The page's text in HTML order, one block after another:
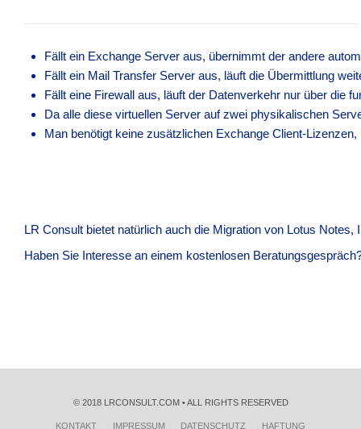
Fällt ein Exchange Server aus, übernimmt der andere
Fällt ein Mail Transfer Server aus, läuft die Übermittlung
Fällt eine Firewall aus, läuft der Datenverkehr nur über die
Da alle diese virtuellen Server auf zwei physikalischen
Man benötigt keine zusätzlichen Exchange Client-
LR Consult bietet natürlich auch die Migration von Lotus
Haben Sie Interesse an einem kostenlosen
© 2018 LRCONSULT.COM • ALL RIGHTS RESERVED
KONTAKT IMPRESSUM DATENSCHUTZ HAFTUNG